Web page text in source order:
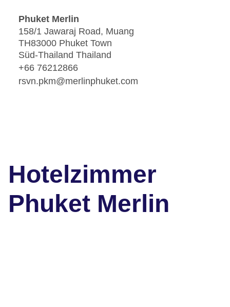
Phuket Merlin
158/1 Jawaraj Road, Muang
TH83000 Phuket Town
Süd-Thailand Thailand
+66 76212866
rsvn.pkm@merlinphuket.com
Hotelzimmer
Phuket Merlin